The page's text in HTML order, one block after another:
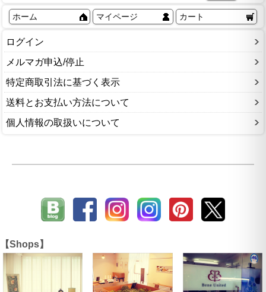
ホーム マイページ カート
ログイン
メルマガ申込/停止
特定商取引法に基づく表示
送料とお支払い方法について
個人情報の取扱いについて
【Shops】